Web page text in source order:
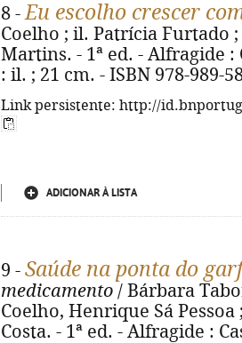
8 -Eu escolho crescer
Coelho ; il. Patrícia Furtado
Martins. - 1ª ed. - Alfragide
: il. ; 21 cm. - ISBN 978-989-
Link persistente: http://
ADICIONAR À LISTA
9 - Saúde na ponta do
medicamento / Bárbara
Coelho, Henrique Sá
Costa. - 1ª ed. - Alfragide :